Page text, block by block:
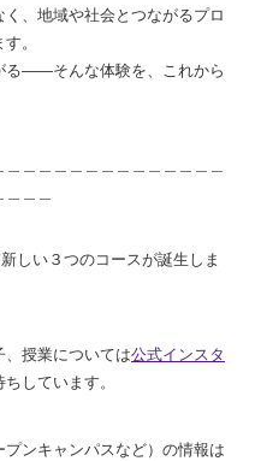
、地域や社会とつながるプロ
。
る――そんな体験を、これから
しい３つのコースが誕生しま
授業については公式インスタ
しています。
ンキャンパスなど）の情報は